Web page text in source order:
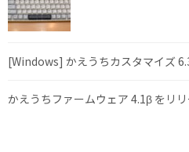
[Windows] かえうちカスタマイズ
かえうちファームウェア 4.1β をリ